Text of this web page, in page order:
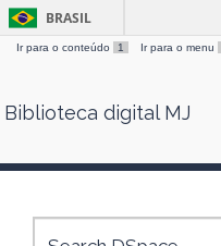
Skip
BRASIL
Ir para o conteúdo 1 Ir para o menu
Biblioteca digital MJ